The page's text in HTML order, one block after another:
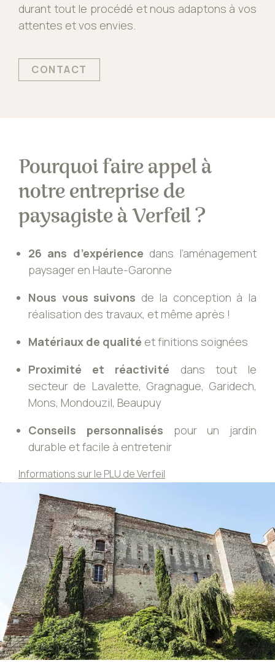
durant tout le procédé et nous adaptons à vos
attentes et vos envies.
CONTACT
Pourquoi faire appel à
notre entreprise de
paysagiste à Verfeil ?
26 ans d’expérience dans l’aménagement
paysager en Haute-Garonne
Nous vous suivons de la conception à la
réalisation des travaux, et même après !
Matériaux de qualité et finitions soignées
Proximité et réactivité dans tout le
secteur de Lavalette, Gragnague, Garidech,
Mons, Mondouzil, Beaupuy
Conseils personnalisés pour un jardin
durable et facile à entretenir
Informations sur le PLU de Verfeil